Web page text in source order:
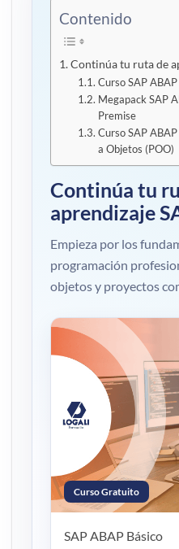
Contenido
Continúa tu ruta de
Curso SAP
Megapack SAP
Premise
Curso SAP
a Objetos (POO)
Continúa tu
aprendizaje
Empieza por los
programación
objetos y proyectos
Curso Gratuito
SAP ABAP Básico